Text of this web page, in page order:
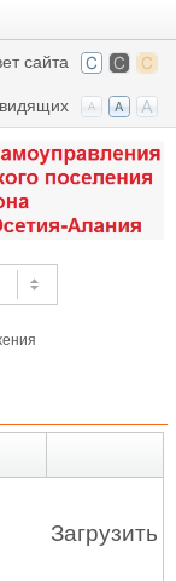
сайта
Загрузить